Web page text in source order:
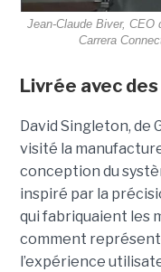
Jean-Claude Biver, CEO
Carrera
Livrée avec
David Singleton, de
visité la
conception du
inspiré par la
qui fabriquaient les
comment
l’expérience